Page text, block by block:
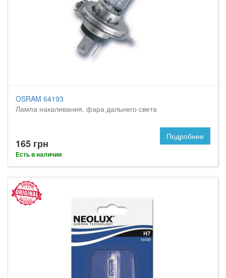
OSRAM 64193
Лампа накаливания, фара дальнего света
165 грн
Есть в наличии
Подробнее